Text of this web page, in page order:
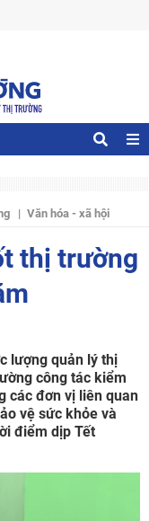
Văn hóa - xã hội
thị trường
lượng quản lý thị
công tác kiểm
các đơn vị liên quan
vệ sức khỏe và
điểm dịp Tết